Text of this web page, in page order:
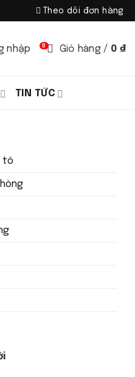
Theo dõi đơn hàng
nhập Giỏ hàng / 0 ₫
0
TIN TỨC
tô